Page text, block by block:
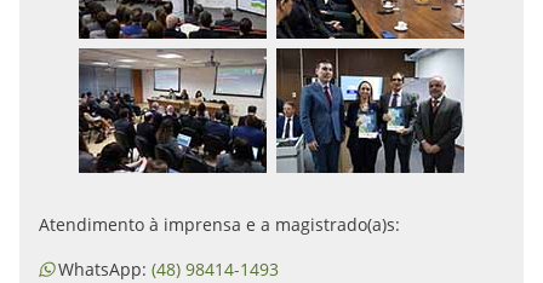
Atendimento à imprensa e a magistrado(a)s:
WhatsApp: (48) 98414-1493